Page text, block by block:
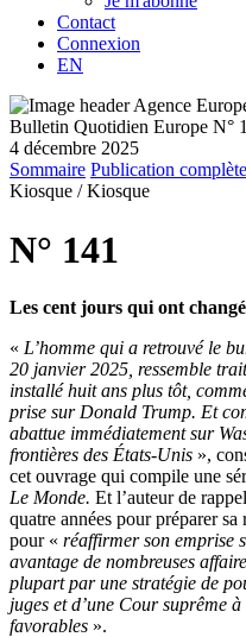
Contact
Connexion
EN
Bulletin Quotidien Europe N°
4 décembre 2025
Sommaire Publication complète
Kiosque / Kiosque
N° 141
Les cent jours qui ont
« L’homme qui a retrouvé le
20 janvier 2025, ressemble
installé huit ans plus tôt,
prise sur Donald Trump. Et
abattue immédiatement sur
frontières des États-Unis »,
cet ouvrage qui compile une
Le Monde. Et l’auteur de
quatre années pour préparer
pour « réaffirmer son emprise
avantage de nombreuses
plupart par une stratégie de
juges et d’une Cour suprême
favorables ».